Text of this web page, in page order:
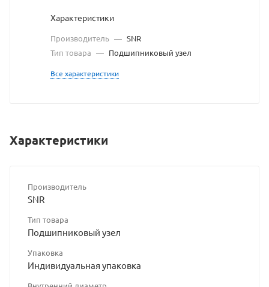
Характеристики
Производитель — SNR
Тип товара — Подшипниковый узел
Все характеристики
Характеристики
Производитель
SNR
Тип товара
Подшипниковый узел
Упаковка
Индивидуальная упаковка